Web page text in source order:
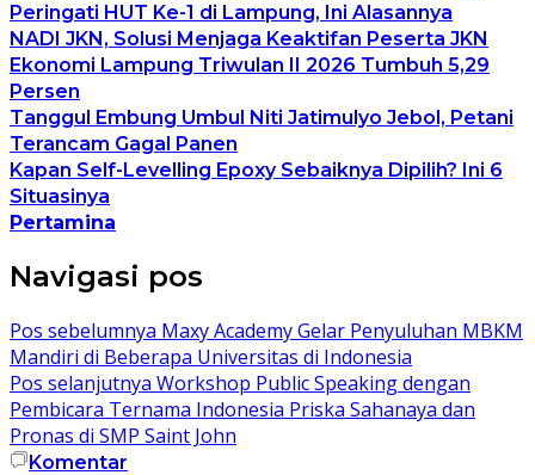
Peringati HUT Ke-1 di Lampung, Ini Alasannya
NADI JKN, Solusi Menjaga Keaktifan Peserta JKN
Ekonomi Lampung Triwulan II 2026 Tumbuh 5,29
Persen
Tanggul Embung Umbul Niti Jatimulyo Jebol, Petani
Terancam Gagal Panen
Kapan Self-Levelling Epoxy Sebaiknya Dipilih? Ini 6
Situasinya
Pertamina
Navigasi pos
Pos sebelumnya Maxy Academy Gelar Penyuluhan MBKM
Mandiri di Beberapa Universitas di Indonesia
Pos selanjutnya Workshop Public Speaking dengan
Pembicara Ternama Indonesia Priska Sahanaya dan
Pronas di SMP Saint John
Komentar